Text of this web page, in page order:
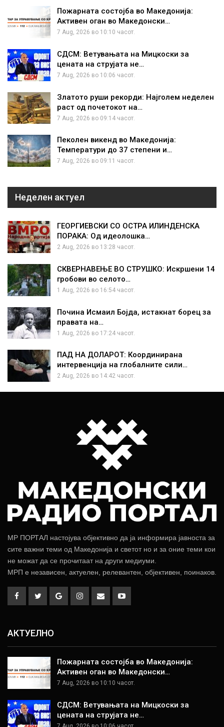
Пожарната состојба во Македонија:
Активен оган во Македонски…
7 Aug, 2026 во 10:10 часот.
СДСМ: Ветувањата на Мицкоски за
цената на струјата не…
7 Aug, 2026 во 10:06 часот.
Златото руши рекорди: Најголем неделен
раст од почетокот на…
7 Aug, 2026 во 09:14 часот.
Пеколен викенд во Македонија:
Температури до 37 степени и…
7 Aug, 2026 во 09:11 часот.
Неделен актуел
ГЕОРГИЕВСКИ СО ОСТРА ИЛИНДЕНСКА
ПОРАКА: Од идеолошка…
2 Aug, 2026 во 13:28 часот.
СКВЕРНАВЕЊЕ ВО СТРУШКО: Искршени 14
гробови во селото…
1 Aug, 2026 во 16:54 часот.
Почина Исмаил Бојда, истакнат борец за
правата на…
1 Aug, 2026 во 17:24 часот.
ПАД НА ДОЛАРОТ: Координирана
интервенција на глобалните сили…
2 Aug, 2026 во 14:42 часот.
МР ПОРТАЛ настојува објективно да ја информира јавноста за
сите важни теми од Македонија и светот но и за оние теми кои
не можат да се прочитаат на други медиуми.
МРП е независен, актуелен, релевантен, објективен, поинаков.
АКТУЕЛНО
Пожарната состојба во Македонија:
Активен оган во Македонски…
7 Aug, 2026 во 10:10 часот.
СДСМ: Ветувањата на Мицкоски за
цената на струјата не…